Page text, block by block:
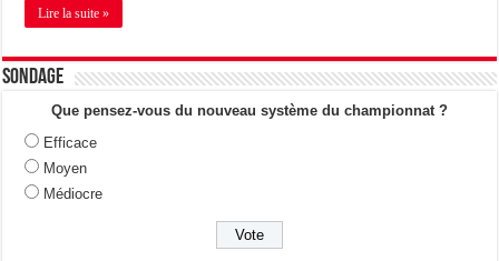
Lire la suite »
Sondage
Que pensez-vous du nouveau système du championnat ?
Efficace
Moyen
Médiocre